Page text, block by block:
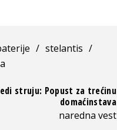
/ stelantis /
struju: Popust za trećinu
domaćinstava
naredna vest